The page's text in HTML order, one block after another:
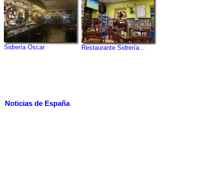
Sidrería Oscar Restaurante Sidrería...
Noticias de España